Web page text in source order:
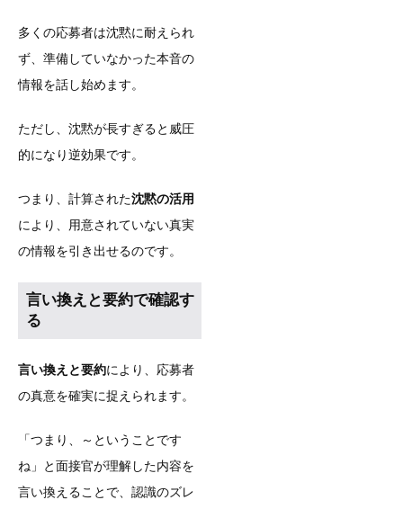
多くの応募者は沈黙に耐えられ
ず、準備していなかった本音の
情報を話し始めます。
ただし、沈黙が長すぎると威圧
的になり逆効果です。
つまり、計算された沈黙の活用
により、用意されていない真実
の情報を引き出せるのです。
言い換えと要約で確認す
る
言い換えと要約により、応募者
の真意を確実に捉えられます。
「つまり、～ということです
ね」と面接官が理解した内容を
言い換えることで、認識のズレ